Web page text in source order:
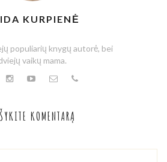
KURPIENĖ
populiarių knygų autorė, bei
vaikų mama.
KOMENTARĄ